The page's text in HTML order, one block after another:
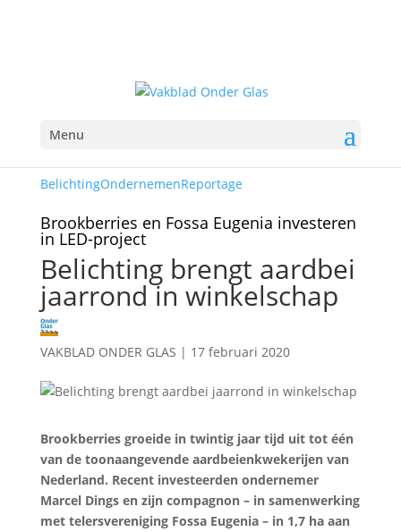
Menu
BelichtingOndernemenReportage
Brookberries en Fossa Eugenia investeren
in LED-project
Belichting brengt aardbei
jaarrond in winkelschap
VAKBLAD ONDER GLAS | 17 februari 2020
Brookberries groeide in twintig jaar tijd uit tot één
van de toonaangevende aardbeienkwekerijen van
Nederland. Recent investeerden ondernemer
Marcel Dings en zijn compagnon – in samenwerking
met telersvereniging Fossa Eugenia – in 1,7 ha aan